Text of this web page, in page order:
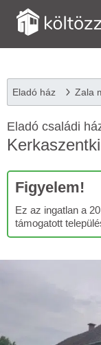
Eladó ház Zala
Eladó családi
Figyelem!
Ez az ingatlan a
támogatott